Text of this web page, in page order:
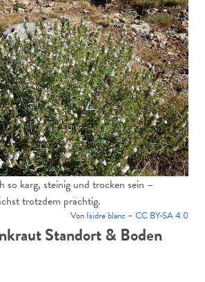
so karg, steinig und trocken sein –
trotzdem prächtig.
Von Isidre blanc – CC BY-SA 4.0
Standort & Boden